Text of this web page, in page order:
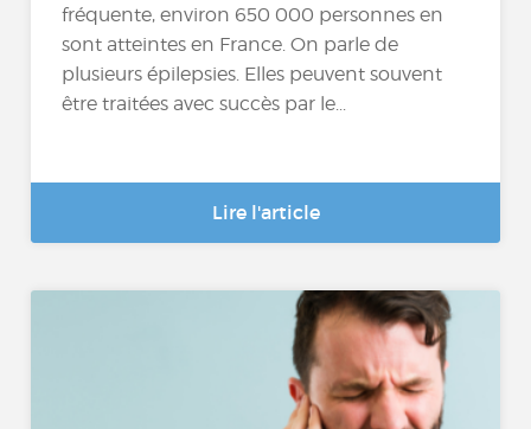
fréquente, environ 650 000 personnes en
sont atteintes en France. On parle de
plusieurs épilepsies. Elles peuvent souvent
être traitées avec succès par le...
Lire l'article